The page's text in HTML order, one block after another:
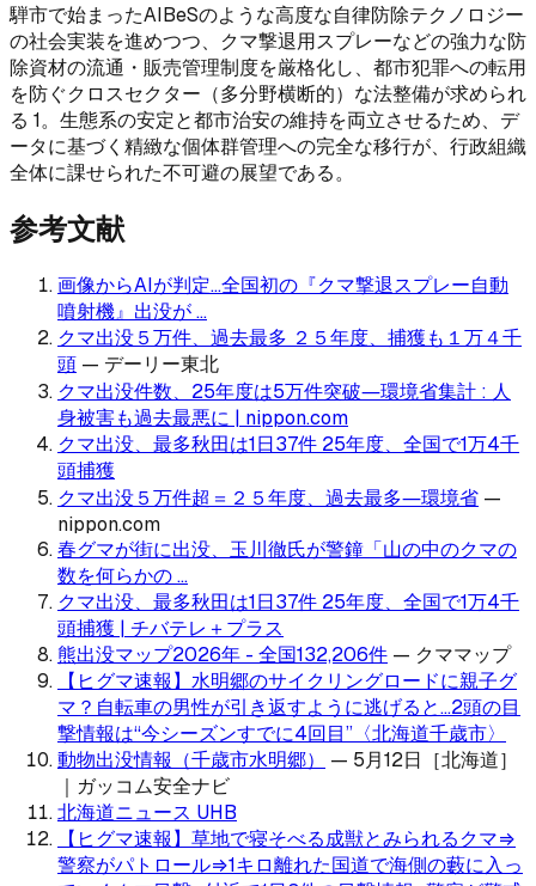
騨市で始まったAIBeSのような高度な自律防除テクノロジー
の社会実装を進めつつ、クマ撃退用スプレーなどの強力な防
除資材の流通・販売管理制度を厳格化し、都市犯罪への転用
を防ぐクロスセクター（多分野横断的）な法整備が求められ
る 1。生態系の安定と都市治安の維持を両立させるため、デ
ータに基づく精緻な個体群管理への完全な移行が、行政組織
全体に課せられた不可避の展望である。
参考文献
画像からAIが判定…全国初の『クマ撃退スプレー自動
噴射機』出没が ...
クマ出没５万件、過去最多 ２５年度、捕獲も１万４千
頭 — デーリー東北
クマ出没件数、25年度は5万件突破―環境省集計 : 人
身被害も過去最悪に | nippon.com
クマ出没、最多秋田は1日37件 25年度、全国で1万4千
頭捕獲
クマ出没５万件超＝２５年度、過去最多―環境省 —
nippon.com
春グマが街に出没、玉川徹氏が警鐘「山の中のクマの
数を何らかの ...
クマ出没、最多秋田は1日37件 25年度、全国で1万4千
頭捕獲 | チバテレ＋プラス
熊出没マップ2026年 - 全国132,206件 — クママップ
【ヒグマ速報】水明郷のサイクリングロードに親子グ
マ？自転車の男性が引き返すように逃げると…2頭の目
撃情報は“今シーズンすでに4回目”〈北海道千歳市〉
動物出没情報（千歳市水明郷）
— 5月12日［北海道］
｜ガッコム安全ナビ
北海道ニュース UHB
【ヒグマ速報】草地で寝そべる成獣とみられるクマ⇒
警察がパトロール⇒1キロ離れた国道で海側の藪に入っ